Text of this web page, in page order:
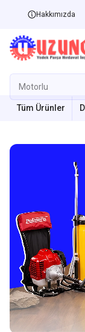
Hakkımızda
Tüm Ürünler